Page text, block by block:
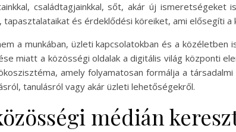
családtagjainkkal, sőt, akár új ismeretségeket
és érdeklődési köreiket, ami elősegíti a
a munkában, üzleti kapcsolatokban és a
miatt a közösségi oldalak a digitális világ központi
amely folyamatosan formálja a
tanulásról vagy akár üzleti lehetőségekről.
médián